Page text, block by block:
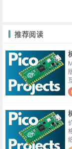
推荐阅读